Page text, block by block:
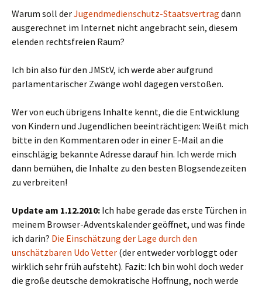
Warum soll derJugendmedienschutz-Staatsvertrag dann
ausgerechnet im Internet nicht angebracht sein, diesem
elenden rechtsfreien Raum?
Ich bin also für den JMStV, ich werde aber aufgrund
parlamentarischer Zwänge wohl dagegen verstoßen.
Wer von euch übrigens Inhalte kennt, die die Entwicklung
von Kindern und Jugendlichen beeinträchtigen: Weißt mich
bitte in den Kommentaren oder in einer E-Mail an die
einschlägig bekannte Adresse darauf hin. Ich werde mich
dann bemühen, die Inhalte zu den besten Blogsendezeiten
zu verbreiten!
Update am 1.12.2010: Ich habe gerade das erste Türchen in
meinem Browser-Adventskalender geöffnet, und was finde
ich darin? Die Einschätzung der Lage durch den
unschätzbaren Udo Vetter (der entweder vorbloggt oder
wirklich sehr früh aufsteht). Fazit: Ich bin wohl doch weder
die große deutsche demokratische Hoffnung, noch werde